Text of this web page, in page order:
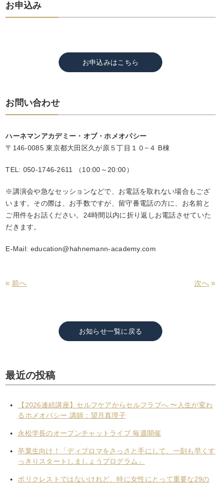
お申込み
お申込みはこちら
お問い合わせ
ハーネマンアカデミー・オブ・ホメオパシー
〒146-0085 東京都大田区久が原５丁目１０−４ B棟
TEL: 050-1746-2611 （10:00～20:00）
※講演会や急なセッションなどで、お電話を取れない場合もござ
います。その際は、お手数ですが、留守番電話の方に、お名前と
ご用件をお話ください。24時間以内に折り返しお電話させていた
だきます。
E-Mail: education@hahnemann-academy.com
« 前へ 次へ »
お知らせ一覧に戻る
最近の投稿
【2026連続講座】セルフケアからセルフラブへ 〜人生が変わ
るホメオパシー 講師：望月真理子
永松学長のオープンチャットライブ 毎週開催
卒業生向け！「ディプロマをさっさと手にして、一刻も早くす
っきりスタートしましょうプログラム」
ポリクレストではないけれど、特に女性にとって重要な29の